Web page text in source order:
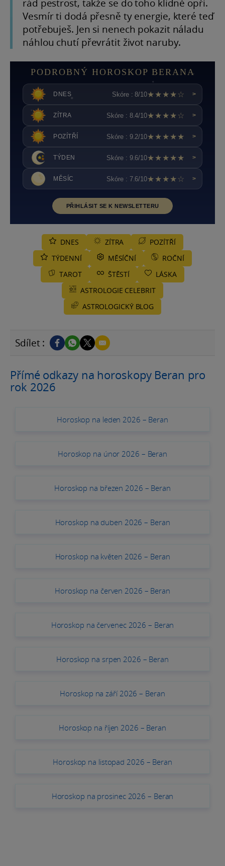
rád pestrost, takže se do toho klidně opři.
Vesmír ti dodá přesně ty energie, které teď
potřebuješ. Jen si nenech pokazit náladu
náhlou chutí převrátit život naruby.
PODROBNÝ HOROSKOP BERANA
DNES Skóre : 8/10★★★★☆ >
ZÍTRA Skóre : 8.4/10★★★★☆ >
POZÍTŘÍ Skóre : 9.2/10★★★★★ >
TÝDEN Skóre : 9.6/10★★★★★ >
MĚSÍC Skóre : 7.6/10★★★★☆ >
PŘIHLÁSIT SE K NEWSLETTERU
DNES ZÍTRA
POZÍTŘÍ
TÝDENNÍ
MĚSÍČNÍ
ROČNÍ
TAROT
ŠTĚSTÍ
LÁSKA
ASTROLOGIE CELEBRIT
ASTROLOGICKÝ BLOG
Sdílet :
Přímé odkazy na horoskopy Beran pro
rok 2026
Horoskop na leden 2026 – Beran
Horoskop na únor 2026 – Beran
Horoskop na březen 2026 – Beran
Horoskop na duben 2026 – Beran
Horoskop na květen 2026 – Beran
Horoskop na červen 2026 – Beran
Horoskop na červenec 2026 – Beran
Horoskop na srpen 2026 – Beran
Horoskop na září 2026 – Beran
Horoskop na říjen 2026 – Beran
Horoskop na listopad 2026 – Beran
Horoskop na prosinec 2026 – Beran